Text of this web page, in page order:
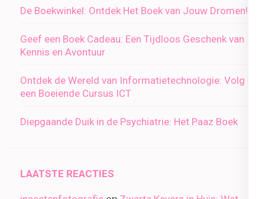
De Boekwinkel: Ontdek Het Boek van Jouw Dromen!
Geef een Boek Cadeau: Een Tijdloos Geschenk van
Kennis en Avontuur
Ontdek de Wereld van Informatietechnologie: Volg
een Boeiende Cursus ICT
Diepgaande Duik in de Psychiatrie: Het Paaz Boek
LAATSTE REACTIES